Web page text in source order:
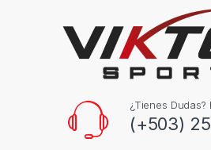
¿Tienes Dudas?
(+503)